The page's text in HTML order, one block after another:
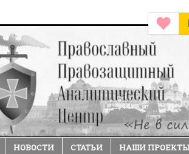
НОВОСТИ СТАТЬИ НАШИ